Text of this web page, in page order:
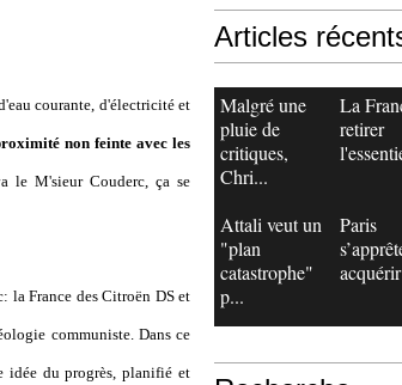
courante, d'électricité et
non feinte avec les
le M'sieur Couderc, ça se
la France des Citroën DS et
communiste. Dans ce
idée du progrès, planifié et
Articles
Malgré une
pluie de
critiques,
Chri...
La
retirer
Attali veut un
"plan
catastrophe"
p...
Paris